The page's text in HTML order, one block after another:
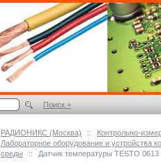
РАДИОНИКС (Москва) ::
Контрольно-
Лабораторное оборудование и устройства
среды
:: Датчик температуры TESTO 0613
Поиск +